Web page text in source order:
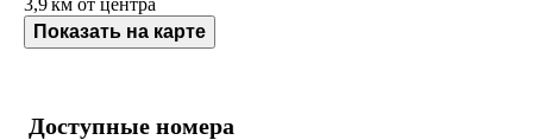
3,9 км от центра
Показать на карте
Доступные номера